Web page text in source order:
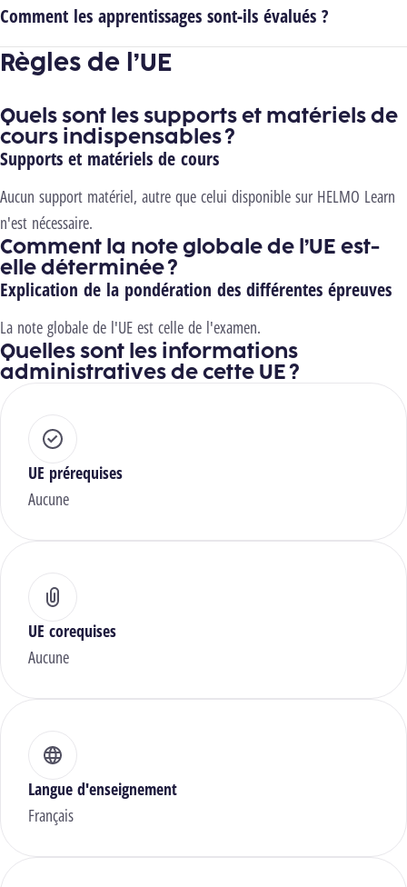
Comment les apprentissages sont-ils évalués ?
Règles de l’UE
Quels sont les supports et matériels de
cours indispensables ?
Supports et matériels de cours
Aucun support matériel, autre que celui disponible sur HELMO Learn
n'est nécessaire.
Comment la note globale de l’UE est-
elle déterminée ?
Explication de la pondération des différentes épreuves
La note globale de l'UE est celle de l'examen.
Quelles sont les informations
administratives de cette UE ?
UE prérequises
Aucune
UE corequises
Aucune
Langue d'enseignement
Français